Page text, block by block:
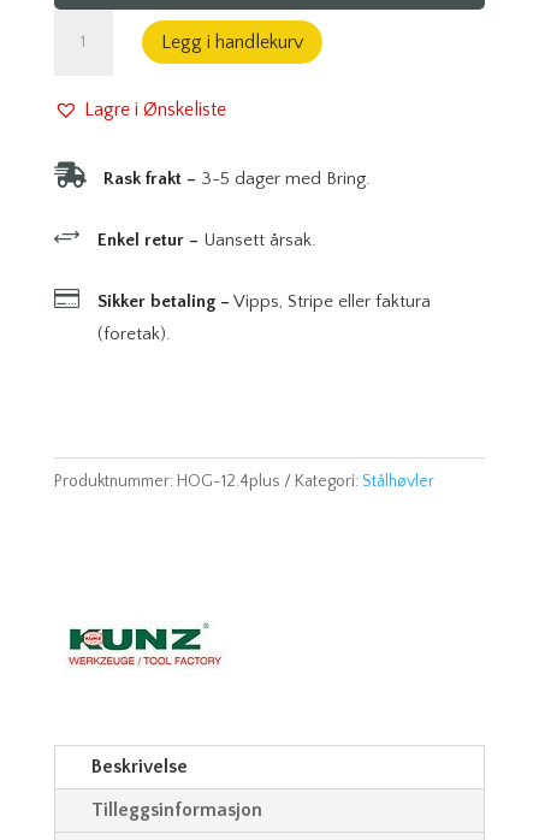
Plus:
pusshøvel
støpejern
justering
Legg i handlekurv
Lagre i Ønskeliste
 Rask frakt – 3-5 dager med Bring.
+ Enkel retur – Uansett årsak.
 Sikker betaling – Vipps, Stripe eller faktura
(foretak).
Produktnummer: HOG-12.4plus Kategori: Stålhøvler
Beskrivelse
Tilleggsinformasjon